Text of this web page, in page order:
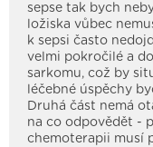
sepse tak bych
ložiska vůbec
k sepsi často
velmi pokročilé a
sarkomu, což by
léčebné úspěchy
Druhá část nemá
na co odpovědět -
chemoterapii musí